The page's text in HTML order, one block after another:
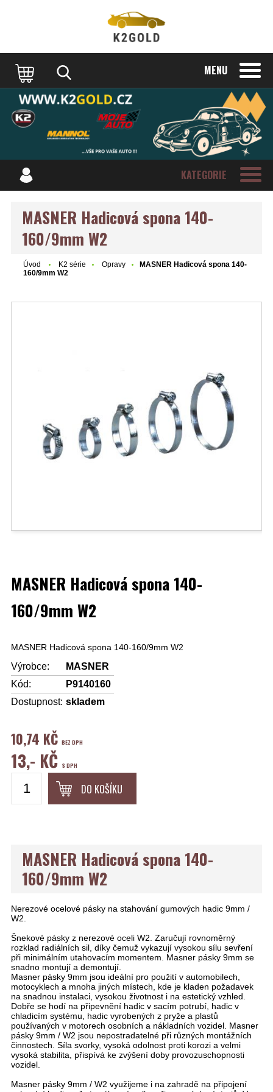
MENU
KATEGORIE
MASNER Hadicová spona 140-
160/9mm W2
Úvod K2 série Opravy
MASNER Hadicová spona 140-
160/9mm W2
MASNER Hadicová spona 140-
160/9mm W2
MASNER Hadicová spona 140-160/9mm W2
Výrobce:
MASNER
Kód:
P9140160
Dostupnost: skladem
10,74 KČ BEZ DPH
13,- KČ S DPH
DO KOŠÍKU
MASNER Hadicová spona 140-
160/9mm W2
Nerezové ocelové pásky na stahování gumových hadic 9mm /
W2.
Šnekové pásky z nerezové oceli W2. Zaručují rovnoměrný
rozklad radiálních sil, díky čemuž vykazují vysokou sílu sevření
při minimálním utahovacím momentem. Masner pásky 9mm se
snadno montují a demontují.
Masner pásky 9mm jsou ideální pro použití v automobilech,
motocyklech a mnoha jiných místech, kde je kladen požadavek
na snadnou instalaci, vysokou životnost i na estetický vzhled.
Dobře se hodí na připevnění hadic v sacím potrubí, hadic v
chladicím systému, hadic vyrobených z pryže a plastů
používaných v motorech osobních a nákladních vozidel. Masner
pásky 9mm / W2 jsou nepostradatelné při různých montážních
činnostech. Síla svorky, vysoká odolnost proti korozi a velmi
vysoká stabilita, přispívá ke zvýšení doby provozuschopnosti
vozidel.
Masner pásky 9mm / W2 využijeme i na zahradě na připojení